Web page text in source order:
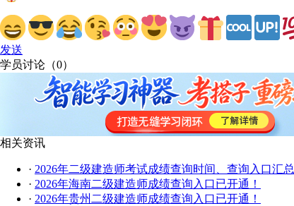
发送
学员讨论（0）
相关资讯
· 2026年二级建造师考试成绩查询时间、查询入口汇总
· 2026年海南二级建造师成绩查询入口已开通！
· 2026年贵州二级建造师成绩查询入口已开通！